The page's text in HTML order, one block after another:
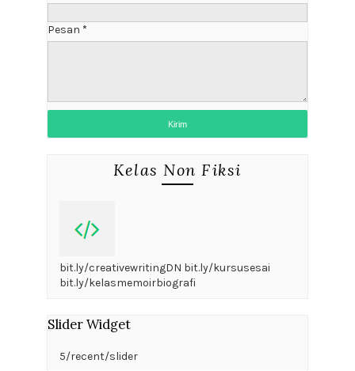
Pesan *
Kelas Non Fiksi
bit.ly/creativewritingDN bit.ly/kursusesai
bit.ly/kelasmemoirbiografi
Slider Widget
5/recent/slider